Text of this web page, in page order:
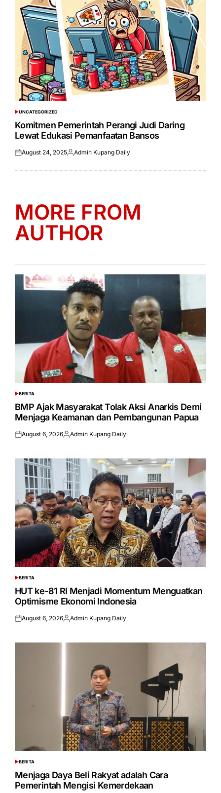
POSTED
IN
UNCATEGORIZED
Komitmen Pemerintah Perangi Judi Daring
Lewat Edukasi Pemanfaatan Bansos
Posted
August 24, 2025Posted
Admin Kupang Daily
MORE FROM
AUTHOR
POSTED
IN
BERITA
BMP Ajak Masyarakat Tolak Aksi Anarkis Demi
Menjaga Keamanan dan Pembangunan Papua
Posted
August 6, 2026Posted
Admin Kupang Daily
POSTED
IN
BERITA
HUT ke-81 RI Menjadi Momentum Menguatkan
Optimisme Ekonomi Indonesia
Posted
August 6, 2026Posted
Admin Kupang Daily
POSTED
IN
BERITA
Menjaga Daya Beli Rakyat adalah Cara
Pemerintah Mengisi Kemerdekaan